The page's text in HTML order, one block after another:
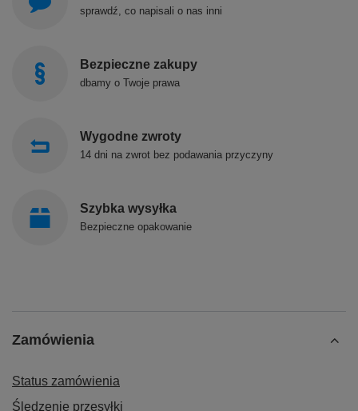
sprawdź, co napisali o nas inni
Bezpieczne zakupy
dbamy o Twoje prawa
Wygodne zwroty
14 dni na zwrot bez podawania przyczyny
Szybka wysyłka
Bezpieczne opakowanie
Zamówienia
Status zamówienia
Śledzenie przesyłki